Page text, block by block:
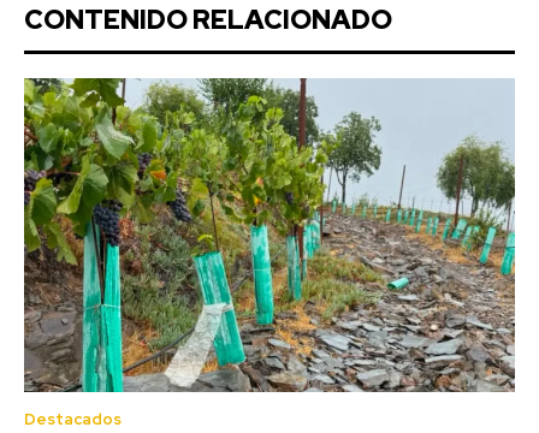
CONTENIDO RELACIONADO
Destacados